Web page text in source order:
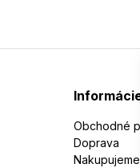
Obchodné
Doprava